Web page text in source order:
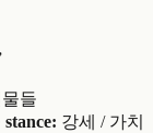
들
stance: 강세 / 가치